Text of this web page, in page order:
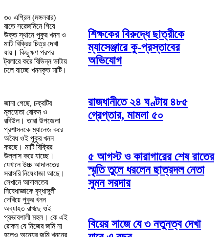
৩০ এপ্রিল (মঙ্গলবার)
রাতে সরেজমিনে গিয়ে
উক্ত স্থানে পুকুর খনন ও
মাটি বিক্রির চিত্র দেখা
যায়। কিছুক্ষণ পরপর
ট্রলারে করে বিভিন্ন ভাটায়
চলে যাচ্ছে খননকৃত মাটি।
জানা গেছে, চক্রটির
মূলহোতা রোকন ও
রবিউল। তারা উপজেলা
প্রশাসনকে ম্যানেজ করে
অবৈধ ওই পুকুর খনন
করছে। মাটি বিক্রির
উল্লাস করে যাচ্ছে।
যেখানে উচ্চ আদালতের
সরাসরি নিষেধাজ্ঞা আছে।
সেখানে আদালতের
নিষেধাজ্ঞাকে বৃদ্ধাঙ্গুলী
দেখিয়ে পুকুর খনন
অব্যাহত রাখছে ওই
প্রভাবশালী মহল। কে এই
রোকন যে নিজের জমি না
হলেও অন্যের জমি খননের
শিক্ষকের বিরুদ্ধে ছাত্রীকে
ম্যাসেঞ্জারে কু-প্রস্তাবের
অভিযোগ
রাজধানীতে ২৪ ঘণ্টায় ৪৮৫
গ্রেপ্তার, মামলা ৫০
৫ আগস্ট ও কারাগারের শেষ রাতের
স্মৃতি তুলে ধরলেন ছাত্রদল নেতা
সুমন সরদার
বিয়ের সাজে যে ৩ নতুনত্ব দেখা